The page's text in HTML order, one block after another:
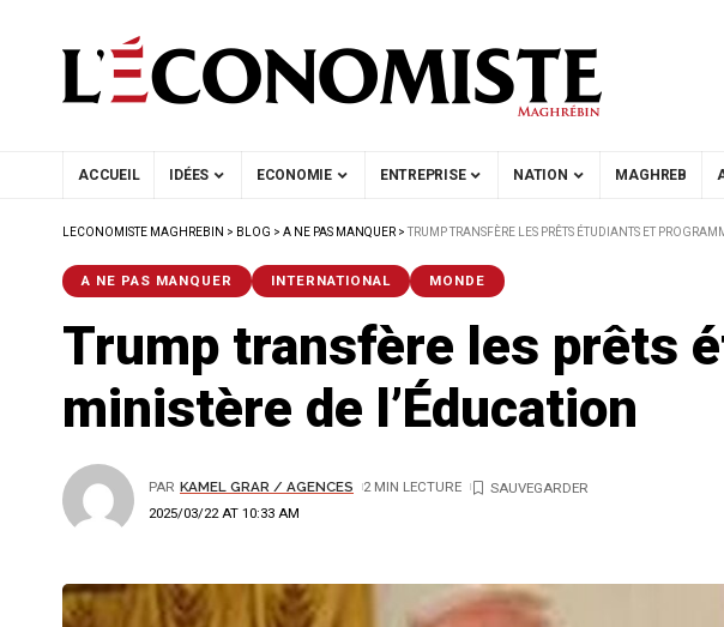
ACCUEIL IDÉES ECONOMIE ENTREPRISE NATION MAGHREB
LECONOMISTE MAGHREBIN > BLOG > A NE PAS MANQUER >TRUMP TRANSFÈRE LES PRÊTS ÉTUDIANTS ET
A NE PAS MANQUER INTERNATIONAL MONDE
Trump transfère les prêts
ministère de l’Éducation
2025/03/22 AT 10:33 AM
PAR KAMEL GRAR / AGENCES 2 MIN LECTURE